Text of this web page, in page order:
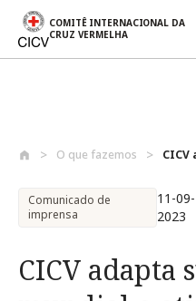
COMITÊ INTERNACIONAL DA
CRUZ VERMELHA
O que fazemos
Comunicado de
imprensa
11-09-
2023
CICV adapta